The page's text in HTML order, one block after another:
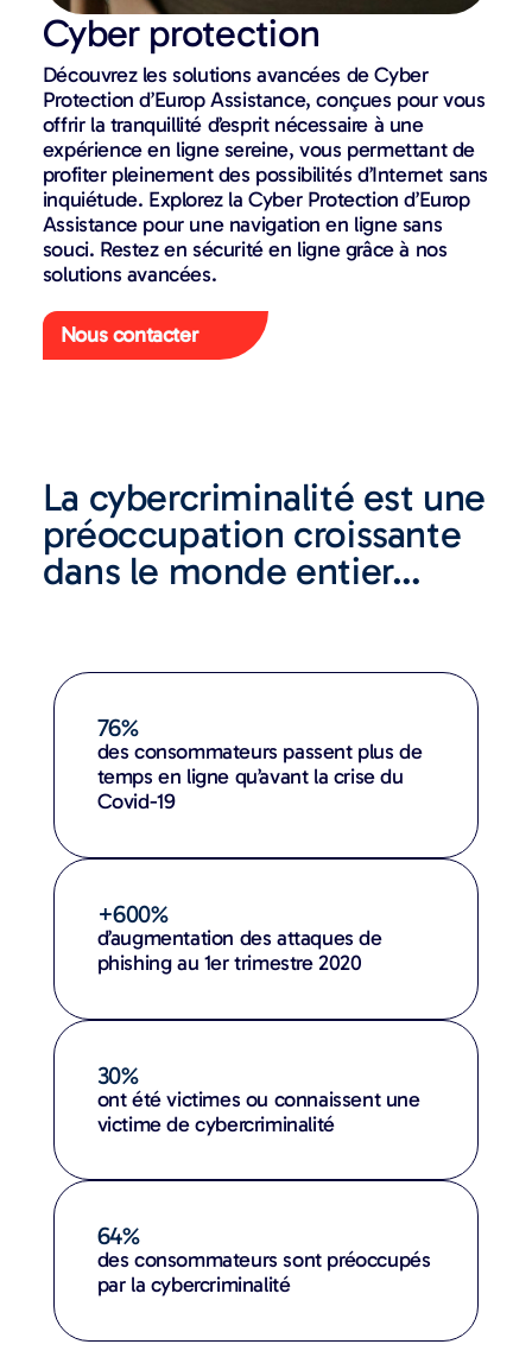
Cyber protection
Découvrez les solutions avancées de Cyber
Protection d’Europ Assistance, conçues pour vous
offrir la tranquillité d’esprit nécessaire à une
expérience en ligne sereine, vous permettant de
profiter pleinement des possibilités d’Internet sans
inquiétude. Explorez la Cyber Protection d’Europ
Assistance pour une navigation en ligne sans
souci. Restez en sécurité en ligne grâce à nos
solutions avancées.
Nous contacter
La cybercriminalité est une
préoccupation croissante
dans le monde entier…
76%
des consommateurs passent plus de
temps en ligne qu’avant la crise du
Covid-19
+600%
d’augmentation des attaques de
phishing au 1er trimestre 2020
30%
ont été victimes ou connaissent une
victime de cybercriminalité
64%
des consommateurs sont préoccupés
par la cybercriminalité